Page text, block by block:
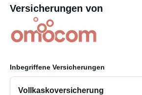
Versicherungen von
Inbegriffene Versicherungen
Vollkaskoversicherung